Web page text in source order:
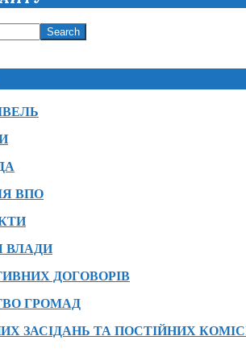
ВПО
ВЛАДИ
ДОГОВОРІВ
ГРОМАД
ЗАСІДАНЬ ТА ПОСТІЙНИХ